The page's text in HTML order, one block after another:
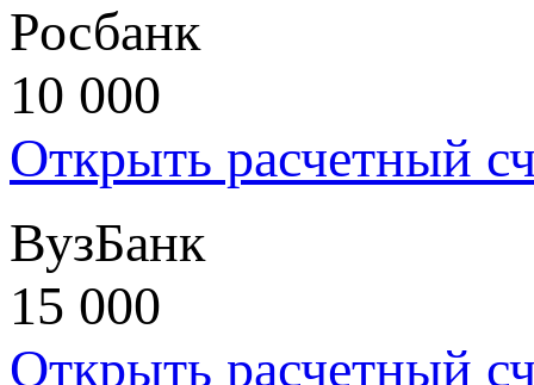
Росбанк
10 000
Открыть расчетный
ВузБанк
15 000
Открыть расчетный